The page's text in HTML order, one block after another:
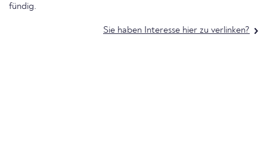
fündig.
Sie haben Interesse hier zu verlinken?